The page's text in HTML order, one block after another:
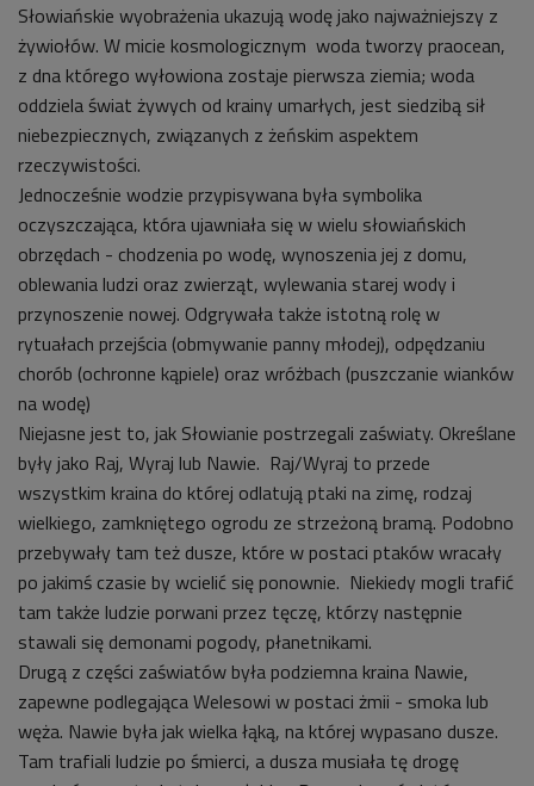
Słowiańskie wyobrażenia ukazują wodę jako najważniejszy z
żywiołów. W micie kosmologicznym woda tworzy praocean,
z dna którego wyłowiona zostaje pierwsza ziemia; woda
oddziela świat żywych od krainy umarłych, jest siedzibą sił
niebezpiecznych, związanych z żeńskim aspektem
rzeczywistości.
Jednocześnie wodzie przypisywana była symbolika
oczyszczająca, która ujawniała się w wielu słowiańskich
obrzędach - chodzenia po wodę, wynoszenia jej z domu,
oblewania ludzi oraz zwierząt, wylewania starej wody i
przynoszenie nowej. Odgrywała także istotną rolę w
rytuałach przejścia (obmywanie panny młodej), odpędzaniu
chorób (ochronne kąpiele) oraz wróżbach (puszczanie wianków
na wodę)
Niejasne jest to, jak Słowianie postrzegali zaświaty. Określane
były jako Raj, Wyraj lub Nawie. Raj/Wyraj to przede
wszystkim kraina do której odlatują ptaki na zimę, rodzaj
wielkiego, zamkniętego ogrodu ze strzeżoną bramą. Podobno
przebywały tam też dusze, które w postaci ptaków wracały
po jakimś czasie by wcielić się ponownie. Niekiedy mogli trafić
tam także ludzie porwani przez tęczę, którzy następnie
stawali się demonami pogody, płanetnikami.
Drugą z części zaświatów była podziemna kraina Nawie,
zapewne podlegająca Welesowi w postaci żmii - smoka lub
węża. Nawie była jak wielka łąką, na której wypasano dusze.
Tam trafiali ludzie po śmierci, a dusza musiała tę drogę